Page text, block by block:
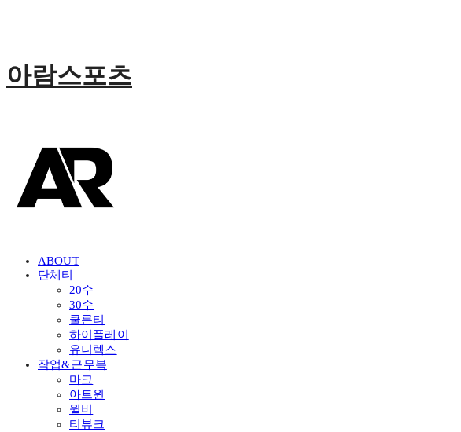
아람스포츠
ABOUT
단체티
20수
30수
쿨론티
하이플레이
유니렉스
작업&근무복
마크
아트윈
윌비
티뷰크